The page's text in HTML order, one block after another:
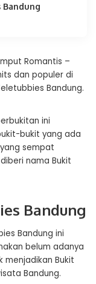
Romantis –
dan populer di
Bandung.
ini
bukit yang ada
sempat
nama Bukit
Bandung
Bandung ini
belum adanya
Bukit
Bandung.